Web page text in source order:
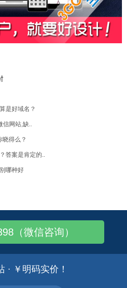
是好域名？
信网站,缺..
得么？
答案是肯定的..
哪种好
呢？（微信咨询）
· ￥明码实价！